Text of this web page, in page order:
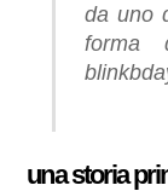
da uno
forma
una storia